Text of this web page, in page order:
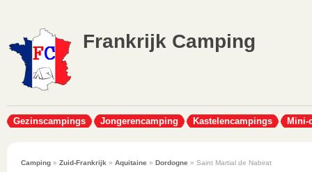
Frankrijk Camping
Gezinscampings Jongerencamping Kastelencampings Mini-
Camping » Zuid-Frankrijk » Aquitaine » Dordogne » Saint Martial de Nabirat